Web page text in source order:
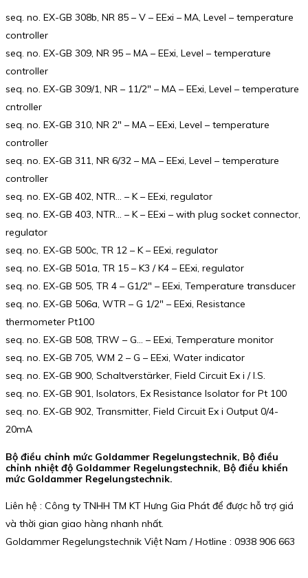
seq. no. EX-GB 308b, NR 85 – V – EExi – MA, Level – temperature
controller
seq. no. EX-GB 309, NR 95 – MA – EExi, Level – temperature
controller
seq. no. EX-GB 309/1, NR – 11/2″ – MA – EExi, Level – temperature
cntroller
seq. no. EX-GB 310, NR 2″ – MA – EExi, Level – temperature
controller
seq. no. EX-GB 311, NR 6/32 – MA – EExi, Level – temperature
controller
seq. no. EX-GB 402, NTR… – K – EExi, regulator
seq. no. EX-GB 403, NTR… – K – EExi – with plug socket connector,
regulator
seq. no. EX-GB 500c, TR 12 – K – EExi, regulator
seq. no. EX-GB 501a, TR 15 – K3 / K4 – EExi, regulator
seq. no. EX-GB 505, TR 4 – G1/2″ – EExi, Temperature transducer
seq. no. EX-GB 506a, WTR – G 1/2″ – EExi, Resistance
thermometer Pt100
seq. no. EX-GB 508, TRW – G… – EExi, Temperature monitor
seq. no. EX-GB 705, WM 2 – G – EExi, Water indicator
seq. no. EX-GB 900, Schaltverstärker, Field Circuit Ex i / I.S.
seq. no. EX-GB 901, Isolators, Ex Resistance Isolator for Pt 100
seq. no. EX-GB 902, Transmitter, Field Circuit Ex i Output 0/4-
20mA
Bộ điều chỉnh mức Goldammer Regelungstechnik, Bộ điều
chỉnh nhiệt độ Goldammer Regelungstechnik, Bộ điều khiển
mức Goldammer Regelungstechnik.
Liên hệ : Công ty TNHH TM KT Hưng Gia Phát để được hỗ trợ giá
và thời gian giao hàng nhanh nhất.
Goldammer Regelungstechnik Việt Nam / Hotline : 0938 906 663